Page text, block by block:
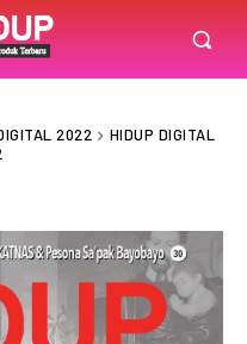
2022
HIDUP DIGITAL